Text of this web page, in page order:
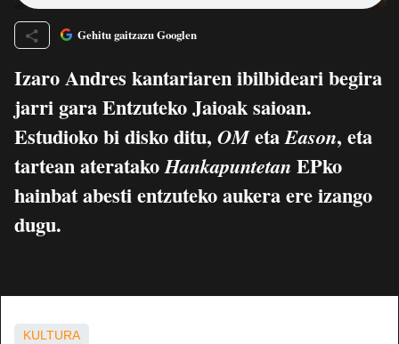
Gehitu gaitzazu Googlen
Izaro Andres kantariaren ibilbideari begira
jarri gara Entzuteko Jaioak saioan.
Estudioko bi disko ditu, OMetaEason, eta
tartean ateratakoHankapuntetan EPko
hainbat abesti entzuteko aukera ere izango
dugu.
KULTURA